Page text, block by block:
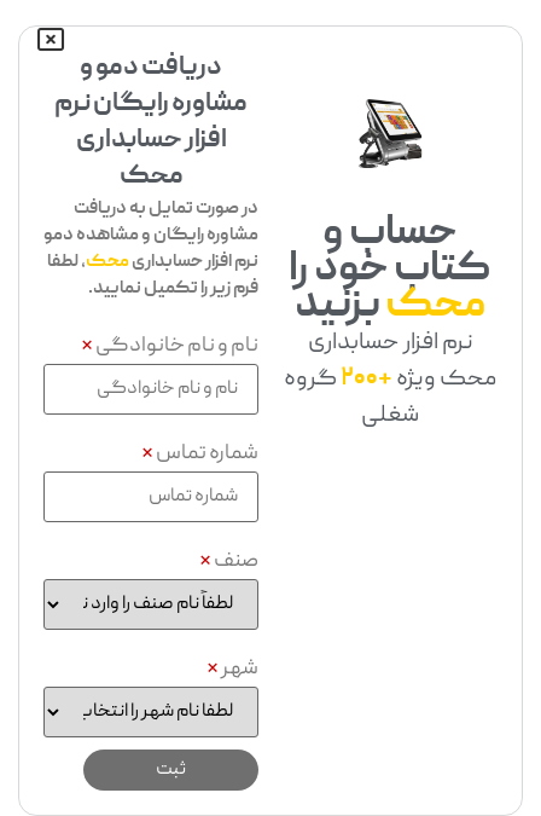
حساب و
کتاب خود را
محکبزنید
نرم افزار حسابداری
محک ویژه+200
گروه
شغلی
دریافت دمو و
مشاوره رایگان نرم
افزار حسابداری
محک
در صورت تمایل به دریافت
مشاوره رایگان و مشاهده دمو
نرم افزار حسابداریمحک، لطفا
فرم زیر را تکمیل نمایید.
نام و نام خانوادگی*
شماره تماس*
صنف*
شهر*